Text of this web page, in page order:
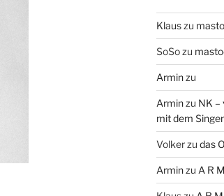
Klauszu
SoSozu
Arminzu
Arminzu NK –
mit dem
Volkerzu das
Arminzu A R